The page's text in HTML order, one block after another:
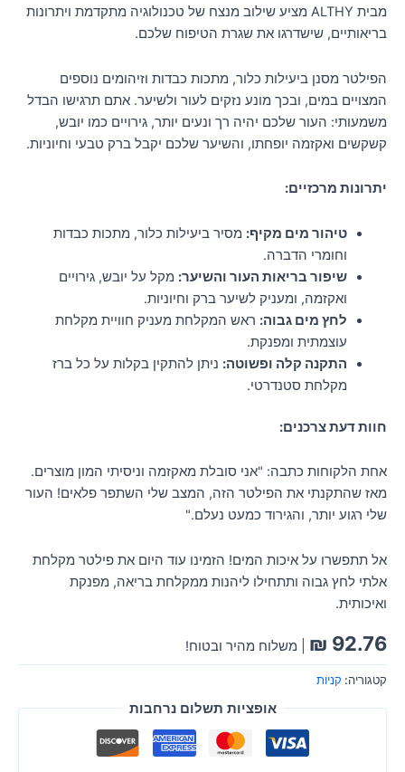
מבית ALTHY מציע שילוב מנצח של טכנולוגיה מתקדמת ויתרונות
בריאותיים, שישדרגו את שגרת הטיפוח שלכם.
הפילטר מסנן ביעילות כלור, מתכות כבדות וזיהומים נוספים
המצויים במים, ובכך מונע נזקים לעור ולשיער. אתם תרגישו הבדל
משמעותי: העור שלכם יהיה רך ונעים יותר, גירויים כמו יובש,
קשקשים ואקזמה יופחתו, והשיער שלכם יקבל ברק טבעי וחיוניות.
יתרונות מרכזיים:
טיהור מים מקיף: מסיר ביעילות כלור, מתכות כבדות
וחומרי הדברה.
שיפור בריאות העור והשיער: מקל על יובש, גירויים
ואקזמה, ומעניק לשיער ברק וחיוניות.
לחץ מים גבוה: ראש המקלחת מעניק חוויית מקלחת
עוצמתית ומפנקת.
התקנה קלה ופשוטה: ניתן להתקין בקלות על כל ברז
מקלחת סטנדרטי.
חוות דעת צרכנים:
אחת הלקוחות כתבה: "אני סובלת מאקזמה וניסיתי המון מוצרים.
מאז שהתקנתי את הפילטר הזה, המצב שלי השתפר פלאים! העור
שלי רגוע יותר, והגירוד כמעט נעלם."
אל תתפשרו על איכות המים! הזמינו עוד היום את פילטר מקלחת
אלתי לחץ גבוה ותתחילו ליהנות ממקלחת בריאה, מפנקת
ואיכותית.
₪ 92.76 | משלוח מהיר ובטוח!
קטגוריה: קניות
אופציות תשלום נרחבות